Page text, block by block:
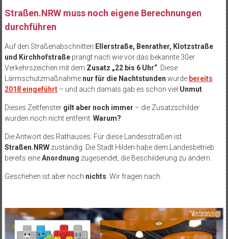
Straßen.NRW muss noch eigene Berechnungen
durchführen
Auf den Straßenabschnitten Ellerstraße, Benrather, Klotzstraße
und Kirchhofstraßeprangt nach wie vor das bekannte 30er
Verkehrszeichen mit dem Zusatz „22 bis 6 Uhr“. Diese
Lärmschutzmaßnahme nur für die Nachtstunden wurde bereits
2018 eingeführt– und auch damals gab es schon viel Unmut.
Dieses Zeitfenster gilt aber noch immer – die Zusatzschilder
wurden noch nicht entfernt. Warum?
Die Antwort des Rathauses: Für diese Landesstraßen ist
Straßen.NRWzuständig. Die Stadt Hilden habe dem Landesbetrieb
bereits eineAnordnung zugesendet, die Beschilderung zu ändern.
Geschehen ist aber noch nichts . Wir fragen nach.